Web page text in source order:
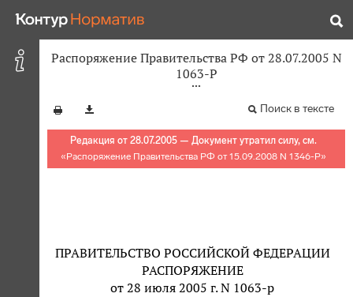
Распоряжение Правительства РФ от 28.07.2005 N
1063-Р
Поиск в тексте
Редакция от 28.07.2005 — Документ утратил силу, см.
«Распоряжение Правительства РФ от 15.09.2008 N 1346-Р»
ПРАВИТЕЛЬСТВО РОССИЙСКОЙ ФЕДЕРАЦИИ
РАСПОРЯЖЕНИЕ
от 28 июля 2005 г. N 1063-р